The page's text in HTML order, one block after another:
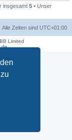
insgesamt 5 • Unser
Alle Zeiten sind UTC+01:00
Limited